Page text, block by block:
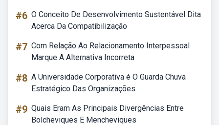
#6 O Conceito De Desenvolvimento Sustentável Dita
Acerca Da Compatibilização
#7 Com Relação Ao Relacionamento Interpessoal
Marque A Alternativa Incorreta
#8 A Universidade Corporativa é O Guarda Chuva
Estratégico Das Organizações
#9 Quais Eram As Principais Divergências Entre
Bolcheviques E Mencheviques